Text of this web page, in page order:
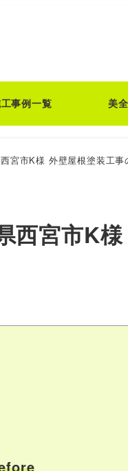
事例一覧 美
宮市K様 外壁屋根塗装工事
西宮市K